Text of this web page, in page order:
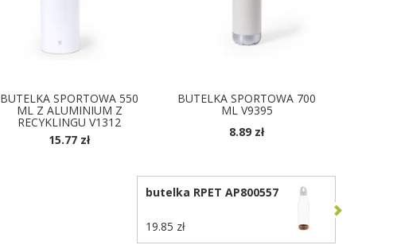
BUTELKA SPORTOWA 550
ML Z ALUMINIUM Z
RECYKLINGU V1312
15.77 zł
BUTELKA SPORTOWA 700
ML V9395
8.89 zł
butelka RPET AP800557
19.85 zł